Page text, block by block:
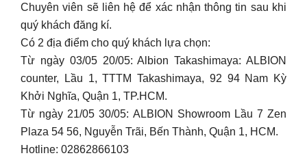
Chuyên viên sẽ liên hệ để xác nhận thông tin sau khi
quý khách đăng kí.
Có 2 địa điểm cho quý khách lựa chọn:
Từ ngày 03/05 20/05: Albion Takashimaya: ALBION
counter, Lầu 1, TTTM Takashimaya, 92 94 Nam Kỳ
Khởi Nghĩa, Quận 1, TP.HCM.
Từ ngày 21/05 30/05: ALBION Showroom Lầu 7 Zen
Plaza 54 56, Nguyễn Trãi, Bến Thành, Quận 1, HCM.
Hotline: 02862866103